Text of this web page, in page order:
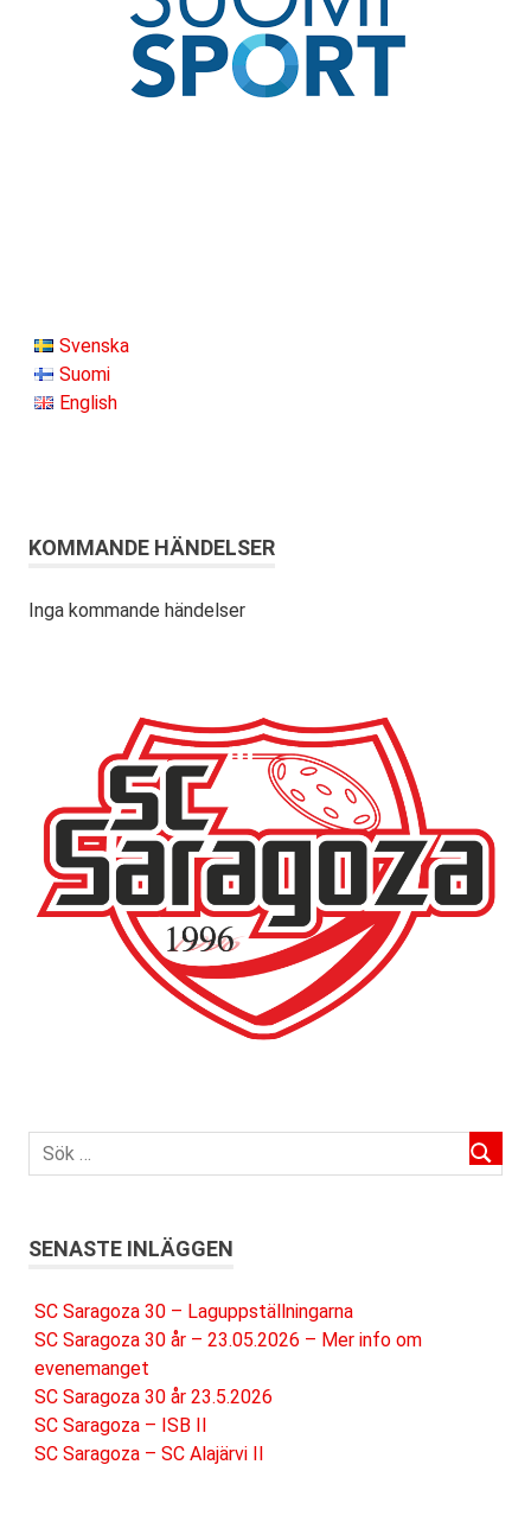
Svenska
Suomi
English
KOMMANDE HÄNDELSER
Inga kommande händelser
SENASTE INLÄGGEN
SC Saragoza 30 – Laguppställningarna
SC Saragoza 30 år – 23.05.2026 – Mer info om
evenemanget
SC Saragoza 30 år 23.5.2026
SC Saragoza – ISB II
SC Saragoza – SC Alajärvi II